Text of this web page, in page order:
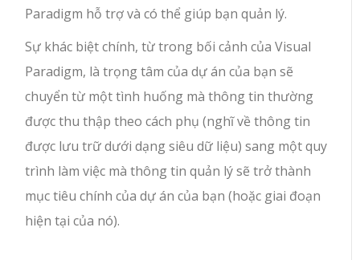
Paradigm hỗ trợ và có thể giúp bạn quản lý.
Sự khác biệt chính, từ trong bối cảnh của Visual
Paradigm, là trọng tâm của dự án của bạn sẽ
chuyển từ một tình huống mà thông tin thường
được thu thập theo cách phụ (nghĩ về thông tin
được lưu trữ dưới dạng siêu dữ liệu) sang một quy
trình làm việc mà thông tin quản lý sẽ trở thành
mục tiêu chính của dự án của bạn (hoặc giai đoạn
hiện tại của nó).